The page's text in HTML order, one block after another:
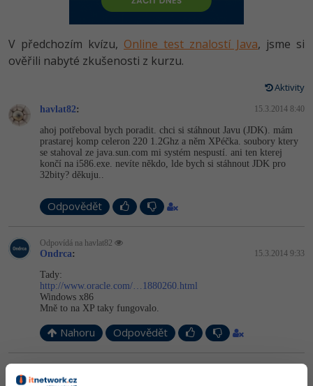
HTML5, CSS3, Bootstrap, SEO
SQL a databáze
UML a návrhové vzory
React
Django
Best practices
PHP
JavaScript
HTML / CSS
UML a návrhové vzory
SQLite
Vývojář mobilních aplikací
Specialista na AI a bigdata
Webdesigner
Tester
Systémový administrátor
Grafik / UX/UI návrhář
3D grafik
Databázový analytik
Copywriter
-80%
JavaScript -80%
C++
Swift -80%
Kotlin -80%
C -80%
VB.NET
Návrh SW -80%
Algoritmy -41%
-10%
V předchozím kvízu, Online test znalostí Java, jsme si
ověřili nabyté zkušenosti z kurzu.
Aktivity
havlat82: 15.3.2014 8:40
ahoj potřeboval bych poradit. chci si stáhnout Javu (JDK). mám
prastarej komp celeron 220 1.2Ghz a něm XPéčka. soubory ktery
se stahoval ze java.sun.com mi systém nespustí. ani ten kterej
končí na i586.exe. nevíte někdo, lde bych si stáhnout JDK pro
32bity? děkuju..
Odpovědět
Odpovídá na havlat82
Ondrca: 15.3.2014 9:33
Tady:
http://www.oracle.com/…1880260.html
Windows x86
Mně to na XP taky fungovalo.
Nahoru Odpovědět
havlat82: